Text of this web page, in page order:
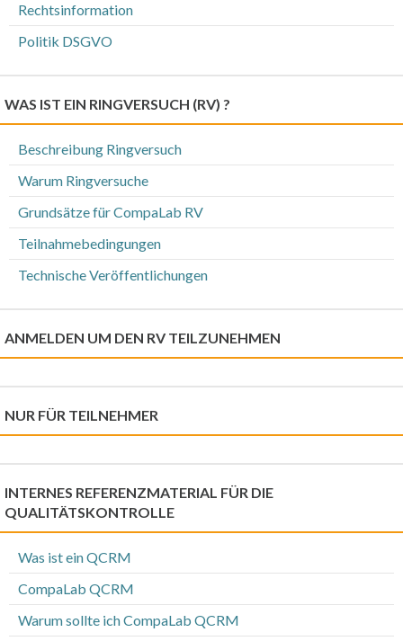
Rechtsinformation
Politik DSGVO
WAS IST EIN RINGVERSUCH (RV) ?
Beschreibung Ringversuch
Warum Ringversuche
Grundsätze für CompaLab RV
Teilnahmebedingungen
Technische Veröffentlichungen
ANMELDEN UM DEN RV TEILZUNEHMEN
NUR FÜR TEILNEHMER
INTERNES REFERENZMATERIAL FÜR DIE
QUALITÄTSKONTROLLE
Was ist ein QCRM
CompaLab QCRM
Warum sollte ich CompaLab QCRM